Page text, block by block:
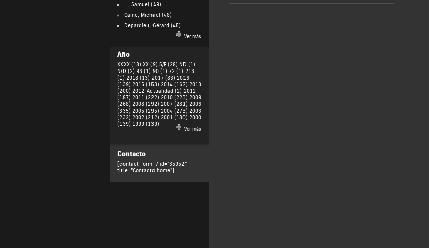
L., Samuel (49)
Caine, Michael (48)
Depardieu, Gérard (45)
Ver más
Año
XXXX (18) XX (9) S/F (28) ND (1)
N/D (2) 93 (1) 90 (1) 72 (1) 213
(1) 2018 (13) 2017 (83) 2016
(139) 2015 (153) 2014 (162) 2013
(200) 2012-Actualidad (2) 2012
(187) 2011 (222) 2010 (223) 2009
(268) 2008 (292) 2007 (281) 2006
(335) 2005 (295) 2004 (273) 2003
(232) 2002 (212) 2001 (180) 2000
(139) 1999 (139)
Ver más
Contacto
[contact-form-7 id="35952"
title="Contacto home"]